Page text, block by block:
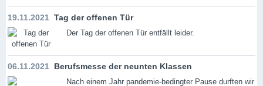
19.11.2021 Tag der offenen Tür
Der Tag der offenen Tür entfällt leider.
06.11.2021 Berufsmesse der neunten Klassen
Nach einem Jahr pandemie-bedingter Pause durften wir